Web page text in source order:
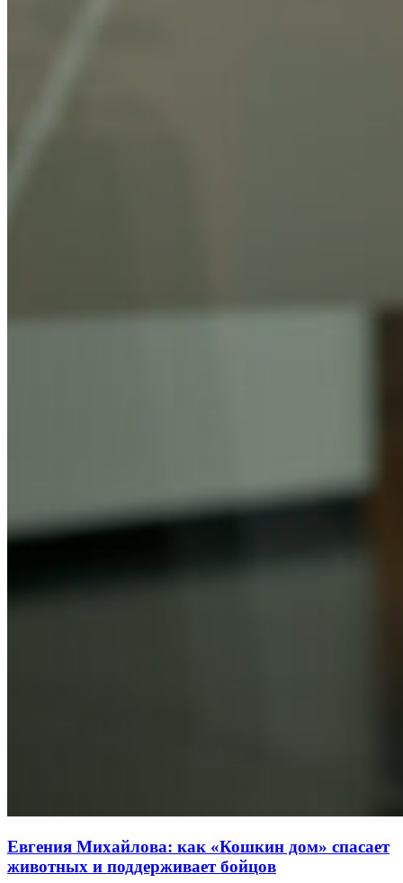
Евгения Михайлова: как «Кошкин дом» спасает
животных и поддерживает бойцов